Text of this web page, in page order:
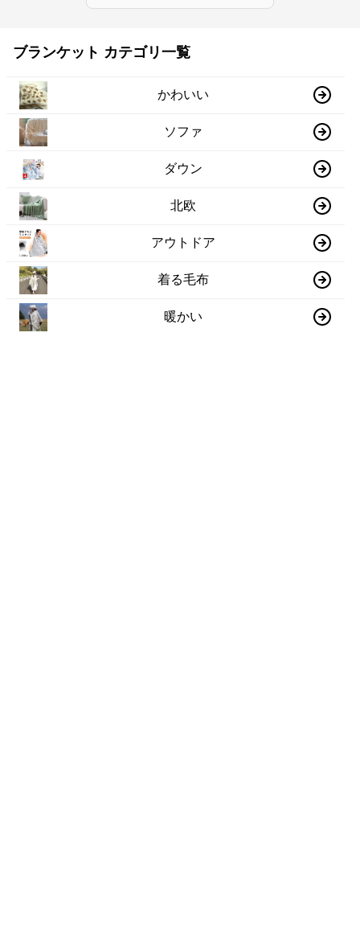
ブランケット カテゴリ一覧
かわいい
ソファ
ダウン
北欧
アウトドア
着る毛布
暖かい